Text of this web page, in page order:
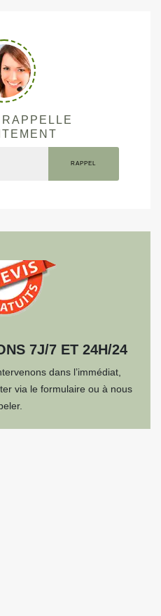
7J/7 ET 24H/24
dans l’immédiat,
via le formulaire ou à nous